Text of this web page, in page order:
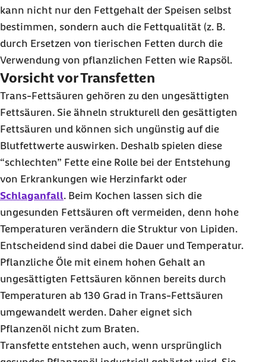
kann nicht nur den Fettgehalt der Speisen selbst
bestimmen, sondern auch die Fettqualität (z. B.
durch Ersetzen von tierischen Fetten durch die
Verwendung von pflanzlichen Fetten wie Rapsöl.
Vorsicht vor Transfetten
Trans-Fettsäuren gehören zu den ungesättigten
Fettsäuren. Sie ähneln strukturell den gesättigten
Fettsäuren und können sich ungünstig auf die
Blutfettwerte auswirken. Deshalb spielen diese
“schlechten” Fette eine Rolle bei der Entstehung
von Erkrankungen wie Herzinfarkt oder
Schlaganfall. Beim Kochen lassen sich die
ungesunden Fettsäuren oft vermeiden, denn hohe
Temperaturen verändern die Struktur von Lipiden.
Entscheidend sind dabei die Dauer und Temperatur.
Pflanzliche Öle mit einem hohen Gehalt an
ungesättigten Fettsäuren können bereits durch
Temperaturen ab 130 Grad in Trans-Fettsäuren
umgewandelt werden. Daher eignet sich
Pflanzenöl nicht zum Braten.
Transfette entstehen auch, wenn ursprünglich